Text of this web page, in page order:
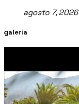
agosto 7,
galería